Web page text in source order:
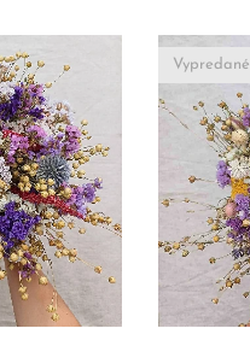
Vypredané